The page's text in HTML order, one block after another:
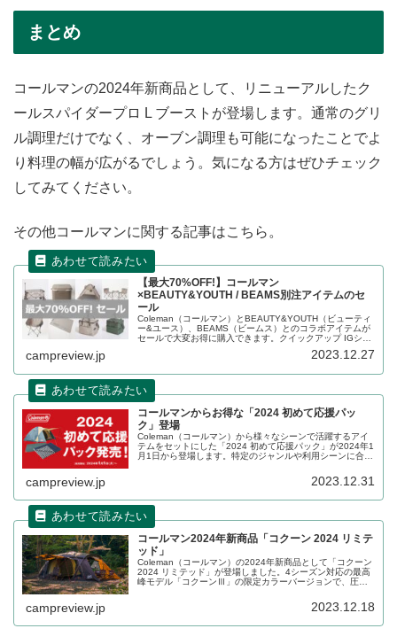
まとめ
コールマンの2024年新商品として、リニューアルしたク
ールスパイダープロ L ブーストが登場します。通常のグリ
ル調理だけでなく、オーブン調理も可能になったことでよ
り料理の幅が広がるでしょう。気になる方はぜひチェック
してみてください。
その他コールマンに関する記事はこちら。
【最大70%OFF!】コールマン
×BEAUTY&YOUTH / BEAMS別注アイテムのセ
ール
Coleman（コールマン）とBEAUTY&YOUTH（ビューティ
ー&ユース）、BEAMS（ビームス）とのコラボアイテムが
セールで大変お得に購入できます。クイックアップ IGシェ
campreview.jp 2023.12.27
コールマンからお得な「2024 初めて応援パッ
ク」登場
Coleman（コールマン）から様々なシーンで活躍するアイ
テムをセットにした「2024 初めて応援パック」が2024年1
月1日から登場します。特定のジャンルや利用シーンに合わ
campreview.jp 2023.12.31
コールマン2024年新商品「コクーン 2024 リミテ
ッド」
Coleman（コールマン）の2024年新商品として「コクーン
2024 リミテッド」が登場しました。4シーズン対応の最高
峰モデル「コクーンⅢ」の限定カラーバージョンで、圧倒
campreview.jp 2023.12.18